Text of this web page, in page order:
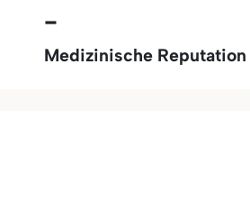
-
Medizinische Reputation